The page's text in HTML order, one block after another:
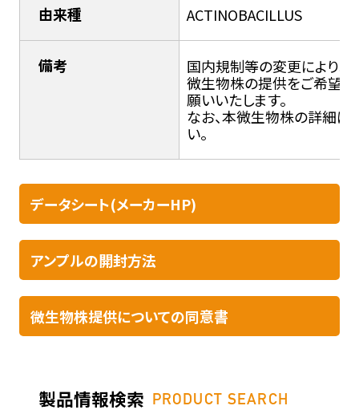
由来種 ACTINOBACILLUS
備考
国内規制等の変更により輸
微生物株の提供をご希望の
願いいたします。
なお、本微生物株の詳細に
い。
データシート(メーカーHP)
アンプルの開封方法​
微生物株提供についての同意書
製品情報検索 PRODUCT SEARCH